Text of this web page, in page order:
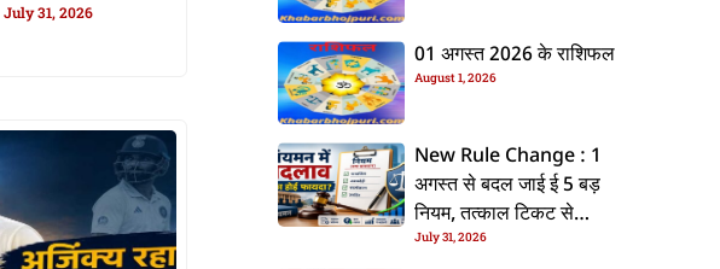
July 31, 2026
01 अगस्त 2026 के राशिफल
August 1, 2026
New Rule Change : 1
अगस्त से बदल जाई ई 5 बड़
नियम, तत्काल टिकट से
CKYC तक जानीं नया अपडेट
July 31, 2026